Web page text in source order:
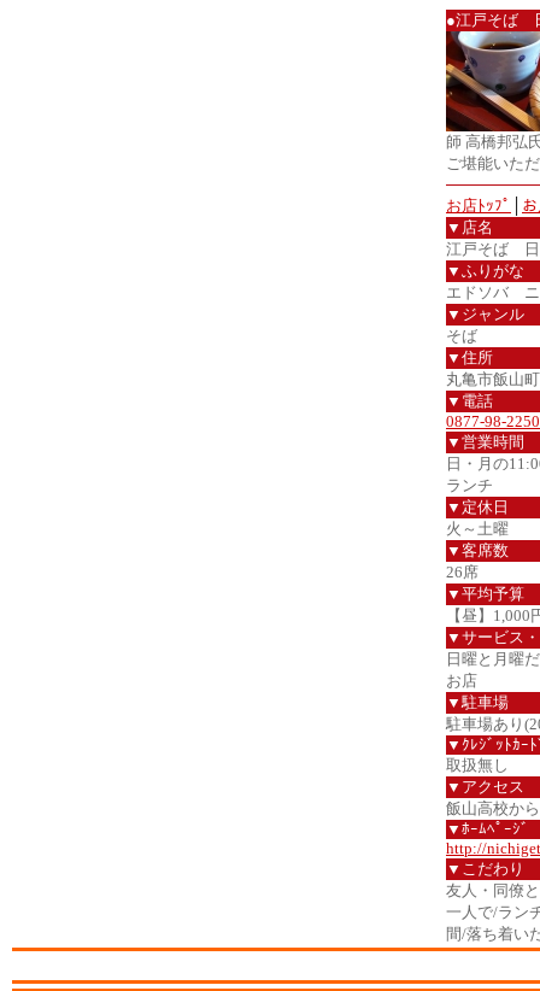
●江戸そば
師 高橋邦弘
ご堪能いた
お店ﾄｯﾌﾟ
▼店名
江戸そば
▼ふりがな
エドソバ ニ
▼ジャンル
そば
▼住所
丸亀市飯山
▼電話
0877-98-2250
▼営業時間
日・月の
ランチ
▼定休日
火～土曜
▼客席数
26席
▼平均予算
【昼】1,000
▼サービス
日曜と月曜
お店
▼駐車場
駐車場あり
▼ｸﾚｼﾞｯﾄｶｰﾄ
取扱無し
▼アクセス
飯山高校か
▼ﾎｰﾑﾍﾟｰｼﾞ
http://
▼こだわり
友人・同僚
一人で/ラン
間/落ち着い